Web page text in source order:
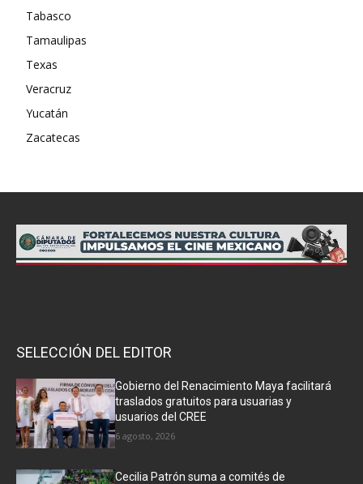
Tabasco
Tamaulipas
Texas
Veracruz
Yucatán
Zacatecas
SELECCIÓN DEL EDITOR
Gobierno del Renacimiento Maya facilitará
traslados gratuitos para usuarias y
usuarios del CREE
6 agosto, 2026
Cecilia Patrón suma a comités de